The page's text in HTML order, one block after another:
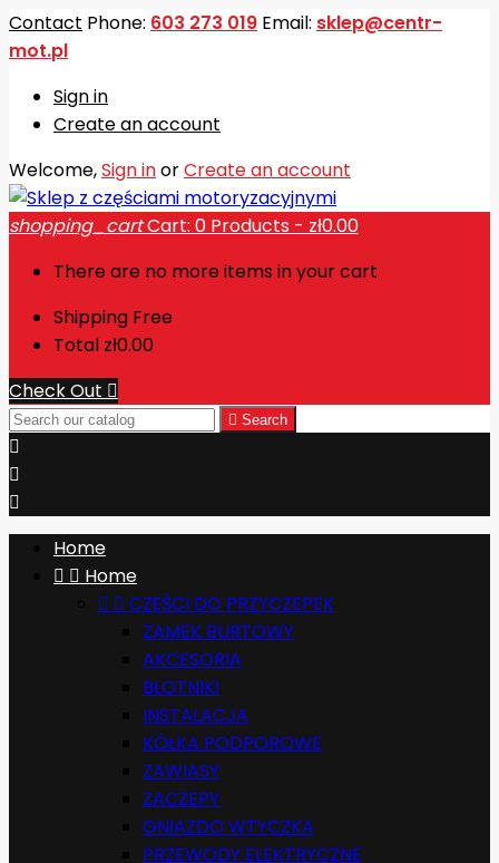
Contact Phone: 603 273 019 Email: sklep@centr-
mot.pl
Sign in
Create an account
Welcome,Sign inorCreate an account
shopping_cartCart: 0 Products - zł0.00
There are no more items in your cart
Shipping Free
Total zł0.00
Check Out 
 Search



Home
  Home
  CZĘŚCI DO PRZYCZEPEK
ZAMEK BURTOWY
AKCESORIA
BŁOTNIKI
INSTALACJA
KÓŁKA PODPOROWE
ZAWIASY
ZACZEPY
GNIAZDO WTYCZKA
PRZEWODY ELEKTRYCZNE